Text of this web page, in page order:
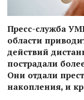
Пресс-служба
области
действий
пострадали
Они отдали
накопления, и